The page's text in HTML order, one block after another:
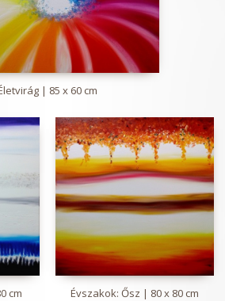
| 85 x 60 cm
cm Évszakok: Ősz | 80 x 80 cm